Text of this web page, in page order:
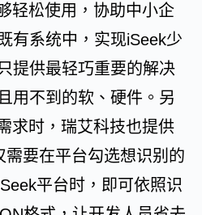
轻松使用，协助中小企
有系统中，实现iSeek少
提供最轻巧重要的解决
用不到的软、硬件。另
求时，瑞艾科技也提供
要在平台勾选想识别的
平台时，即可依照识